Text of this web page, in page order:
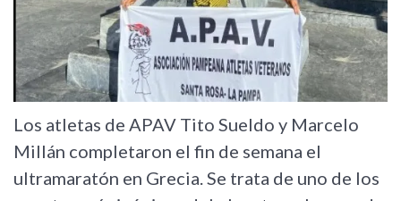
Los atletas de APAV Tito Sueldo y Marcelo
Millán completaron el fin de semana el
ultramaratón en Grecia. Se trata de uno de los